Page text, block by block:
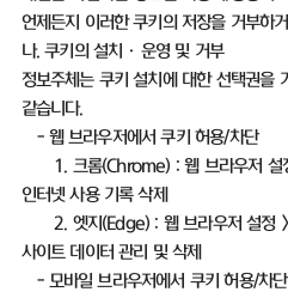
언제든지 이러한 쿠키의 저장을 거부하
나.쿠키의 설치ㆍ운영 및 거부
정보주체는 쿠키 설치에 대한 선택권을
같습니다.
- 웹 브라우저에서 쿠키 허용/차단
1. 크롬(Chrome) :웹 브라우저 설
인터넷 사용 기록 삭제
2. 엣지 (Edge) : 웹 브라우저 설정
사이트 데이터 관리 및 삭제
- 모바일 브라우저에서 쿠키 허용/차단